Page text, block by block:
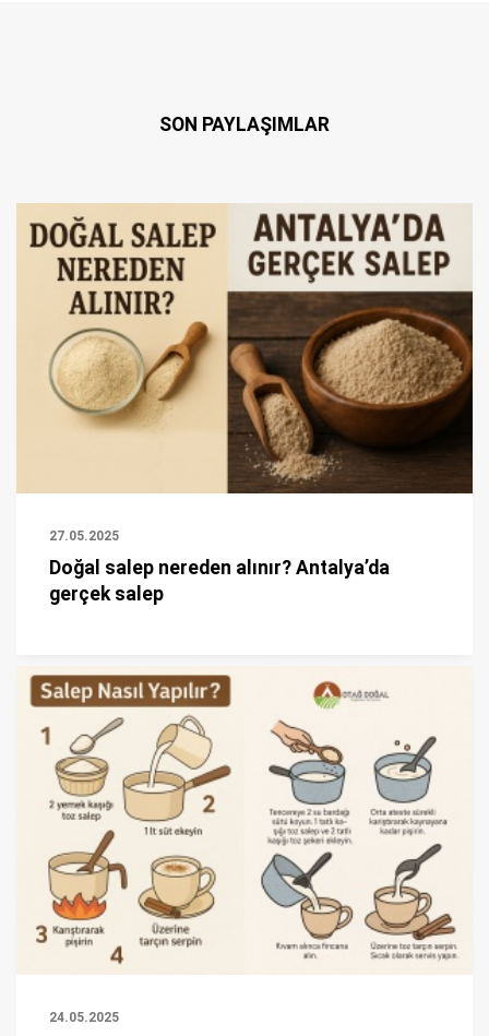
SON PAYLAŞIMLAR
27.05.2025
Doğal salep nereden alınır? Antalya’da
gerçek salep
24.05.2025